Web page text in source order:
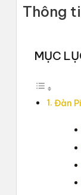
Thông
MỤC
Đàn